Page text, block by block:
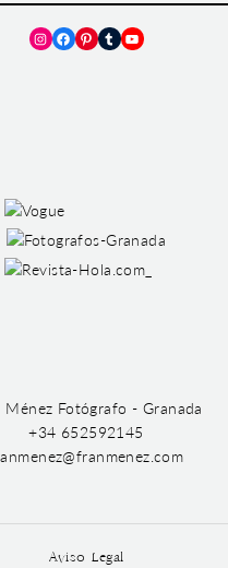
Instagram
Facebook
Pinterest
TumblrYouTube
Ménez Fotógrafo - Granada
+34 652592145
Aviso Legal